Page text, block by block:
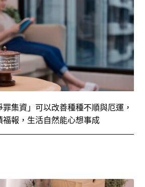
集資」可以改善種種不順與厄運，
報，生活自然能心想事成